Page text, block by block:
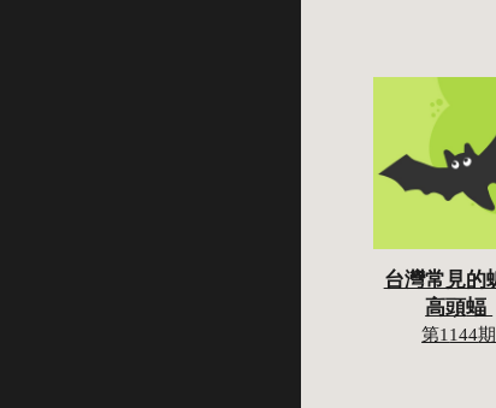
台灣常見的
高頭蝠
第1144期